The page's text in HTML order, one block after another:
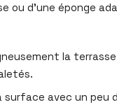
ou d’une éponge
la
surface avec un peu